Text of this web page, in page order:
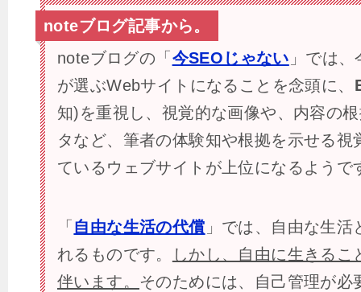
noteブログ記事から。
noteブログの 「 今SEOじゃない 」では
が選ぶWebサイトになることを念頭に、
知)を重視し、視覚的な画像や、内容の
タなど、筆者の体験知や根拠を示せる視
ているウェブサイトが上位になるようで
「 自由な生活の代償 」では、自由な生
れるものです。
しかし、自由に生きるこ
伴います。 そのためには、自己管理が必